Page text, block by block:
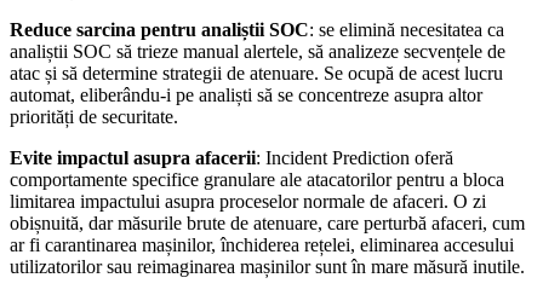
Reduce sarcina pentru analiștii SOC: se elimină necesitatea ca
analiștii SOC să trieze manual alertele, să analizeze secvențele de
atac și să determine strategii de atenuare. Se ocupă de acest lucru
automat, eliberându-i pe analiști să se concentreze asupra altor
priorități de securitate.
Evite impactul asupra afacerii: Incident Prediction oferă
comportamente specifice granulare ale atacatorilor pentru a bloca
limitarea impactului asupra proceselor normale de afaceri. O zi
obișnuită, dar măsurile brute de atenuare, care perturbă afaceri, cum
ar fi carantinarea mașinilor, închiderea rețelei, eliminarea accesului
utilizatorilor sau reimaginarea mașinilor sunt în mare măsură inutile.